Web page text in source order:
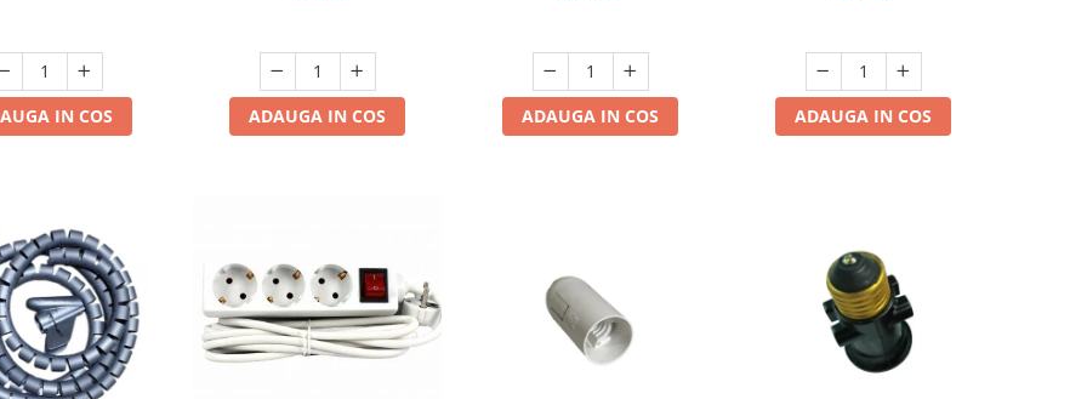
IN COS ADAUGA IN COS ADAUGA IN COS ADAUGA IN COS